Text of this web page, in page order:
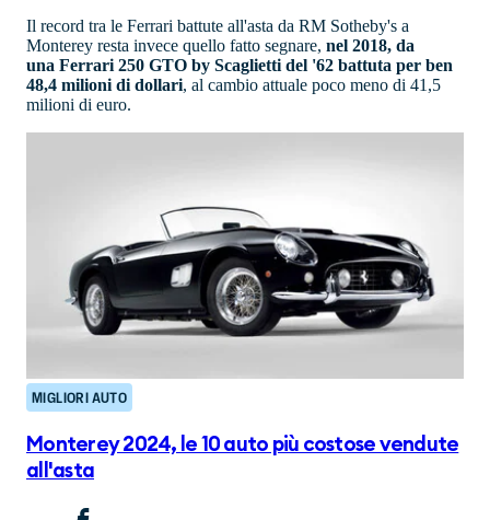
Il record tra le Ferrari battute all'asta da RM Sotheby's a
Monterey resta invece quello fatto segnare, nel 2018, da
una Ferrari 250 GTO by Scaglietti del '62 battuta per ben
48,4 milioni di dollari, al cambio attuale poco meno di 41,5
milioni di euro.
MIGLIORI AUTO
Monterey 2024, le 10 auto più costose vendute
all'asta